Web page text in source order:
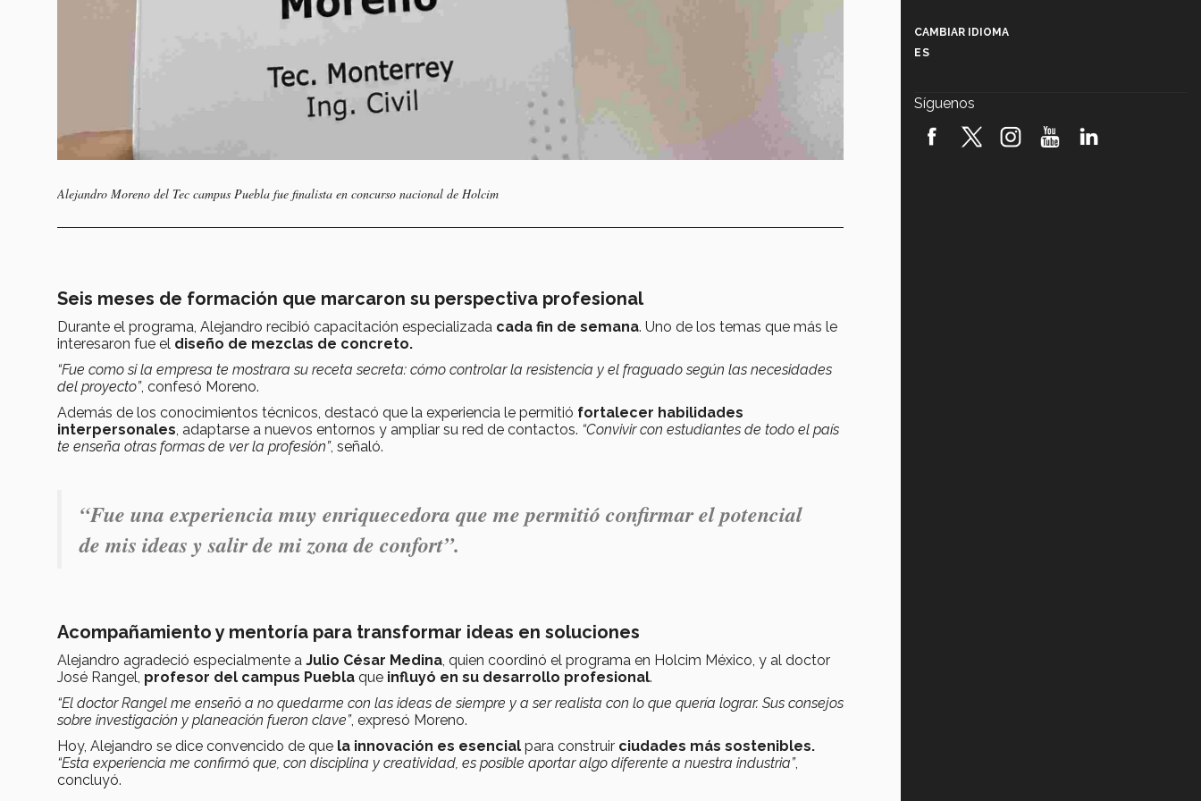
Alejandro Moreno del Tec campus Puebla fue finalista en concurso nacional de Holcim
Seis meses de formación que marcaron su perspectiva profesional
Durante el programa, Alejandro recibió capacitación especializada cada fin de semana. Uno de los temas que más le
interesaron fue el diseño de mezclas de concreto.
“Fue como si la empresa te mostrara su receta secreta: cómo controlar la resistencia y el fraguado según las necesidades
del proyecto”, confesó Moreno.
Además de los conocimientos técnicos, destacó que la experiencia le permitió fortalecer habilidades
interpersonales, adaptarse a nuevos entornos y ampliar su red de contactos. “Convivir con estudiantes de todo el país
te enseña otras formas de ver la profesión”, señaló.
“Fue una experiencia muy enriquecedora que me permitió confirmar el potencial
de mis ideas y salir de mi zona de confort”.
Acompañamiento y mentoría para transformar ideas en soluciones
Alejandro agradeció especialmente a Julio César Medina, quien coordinó el programa en Holcim México, y al doctor
José Rangel, profesor del campus Puebla que influyó en su desarrollo profesional.
“El doctor Rangel me enseñó a no quedarme con las ideas de siempre y a ser realista con lo que quería lograr. Sus consejos
sobre investigación y planeación fueron clave”, expresó Moreno.
Hoy, Alejandro se dice convencido de que la innovación es esencial para construir ciudades más sostenibles.
“Esta experiencia me confirmó que, con disciplina y creatividad, es posible aportar algo diferente a nuestra industria”,
concluyó.
robótica FIRST 2026! (video)
CAMBIAR IDIOMA
ES
Síguenos